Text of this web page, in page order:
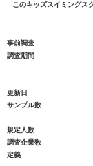
このキッズスイミングス
事前調査
調査期間
更新日
サンプル数
規定人数
調査企業数
定義